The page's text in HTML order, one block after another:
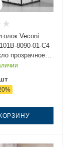
Veconi
8090-01-C4
прозрачное
без
%